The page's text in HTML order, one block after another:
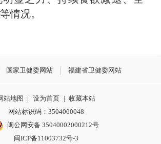
情况。
国家卫健委网站 福建省卫健委网站
站地图 | 设为首页 | 收藏本站
网站标识码：3504000048
闽公网安备 35040002000212号
闽ICP备11003732号-3